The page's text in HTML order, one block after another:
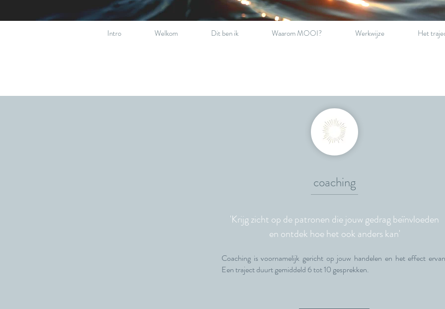
Intro Welkom Dit ben ik Waarom MOOI? Werkwijze Het
coaching
'Krijg zicht op de patronen die jouw gedrag beïnvloeden
en ontdek hoe het ook anders kan'
Coaching is voornamelijk gericht op jouw handelen en het effect
Een traject duurt gemiddeld 6 tot 10 gesprekken.